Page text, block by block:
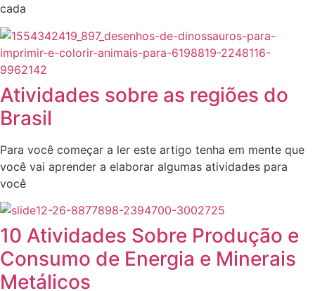
cada
Atividades sobre as regiões do
Brasil
Para você começar a ler este artigo tenha em mente que
você vai aprender a elaborar algumas atividades para
você
10 Atividades Sobre Produção e
Consumo de Energia e Minerais
Metálicos